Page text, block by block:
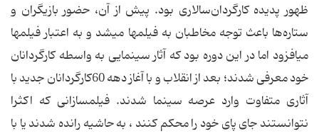
ظهور پدیده کارگردان‌سالاری بود. پیش از آن، حضور بازیگران و
ستاره‌ها باعث توجه مخاطبان به فیلم‏ها می‏شد و به اعتبار فیلم‏ها
می‏افزود اما در این دوره بود که آثار سینمایی به واسطه کارگردانان
خود معرفی شدند؛ بعد از انقلاب و با آغاز دهه 60کارگردانان جدید با
آثاری متفاوت وارد عرصه سینما شدند. فیلمسازانی که اکثرا
نتوانستند جای پای خود را محکم کنند ، به حاشیه رانده شدند یا با